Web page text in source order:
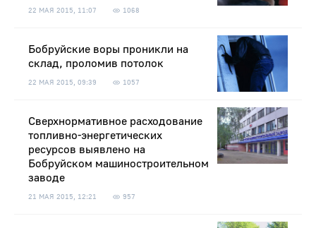
22 МАЯ 2015, 11:07 1068
Бобруйские воры проникли на
склад, проломив потолок
22 МАЯ 2015, 09:39 1057
Сверхнормативное расходование
топливно-энергетических
ресурсов выявлено на
Бобруйском машиностроительном
заводе
21 МАЯ 2015, 12:21 957